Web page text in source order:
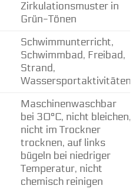
Zirkulationsmuster in
Grün-Tönen
Schwimmunterricht,
Schwimmbad, Freibad,
Strand,
Wassersportaktivitäten
Maschinenwaschbar
bei 30°C, nicht bleichen,
nicht im Trockner
trocknen, auf links
bügeln bei niedriger
Temperatur, nicht
chemisch reinigen